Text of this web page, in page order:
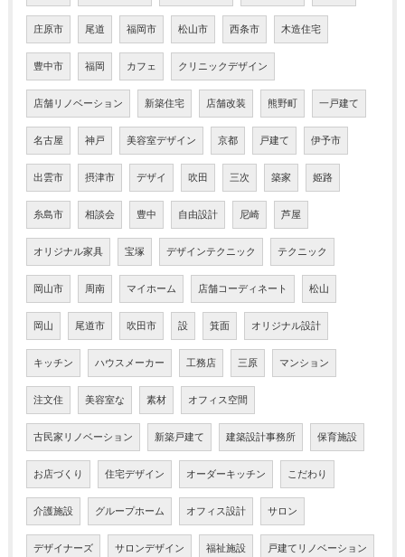
庄原市 尾道 福岡市 松山市 西条市 木造住宅
豊中市 福岡 カフェ クリニックデザイン
店舗リノベーション 新築住宅 店舗改装 熊野町 一戸建て
名古屋 神戸 美容室デザイン 京都 戸建て 伊予市
出雲市 摂津市 デザイ 吹田 三次 築家 姫路
糸島市 相談会 豊中 自由設計 尼崎 芦屋
オリジナル家具 宝塚 デザインテクニック テクニック
岡山市 周南 マイホーム 店舗コーディネート 松山
岡山 尾道市 吹田市 設 箕面 オリジナル設計
キッチン ハウスメーカー 工務店 三原 マンション
注文住 美容室な 素材 オフィス空間
古民家リノベーション 新築戸建て 建築設計事務所 保育施設
お店づくり 住宅デザイン オーダーキッチン こだわり
介護施設 グループホーム オフィス設計 サロン
デザイナーズ サロンデザイン 福祉施設 戸建てリノベーション